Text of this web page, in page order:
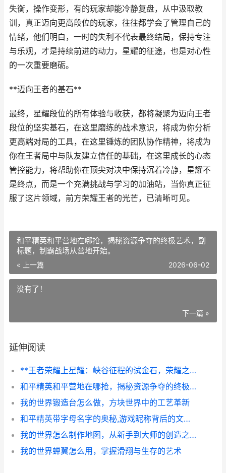
失衡，操作变形，有的玩家却能冷静复盘，从中汲取教
训，真正迈向更高段位的玩家，往往都学会了管理自己的
情绪，他们明白，一时的失利不代表最终结局，保持专注
与乐观，才是持续前进的动力，星耀的征途，也是对心性
的一次重要磨砺。
**迈向王者的基石**
最终，星耀段位的所有体验与收获，都将凝聚为迈向王者
段位的坚实基石，在这里磨练的战术意识，将成为你分析
更高端对局的工具，在这里锤炼的团队协作精神，将成为
你在王者局中与队友建立信任的基础，在这里成长的心态
管控能力，将帮助你在顶尖对决中保持沉着冷静，星耀不
是终点，而是一个充满挑战与学习的加油站，当你真正征
服了这片领域，前方荣耀王者的光芒，已清晰可见。
和平精英和平营地在哪抢，揭秘资源争夺的终极艺术，副
标题，制霸战场从营地开始。
« 上一篇 2026-06-02
没有了！
下一篇 »
延伸阅读
**王者荣耀上星耀：峡谷征程的试金石，荣耀之路的副标题**
和平精英和平营地在哪抢，揭秘资源争夺的终极艺术，副标题，制霸战场从营地开始。
我的世界锻造台怎么做，方块世界中的工艺革新
和平精英带字母名字的奥秘,游戏昵称背后的文化密码
我的世界怎么制作地图，从新手到大师的创造之旅
我的世界蝉翼怎么用，掌握滑翔与生存的艺术